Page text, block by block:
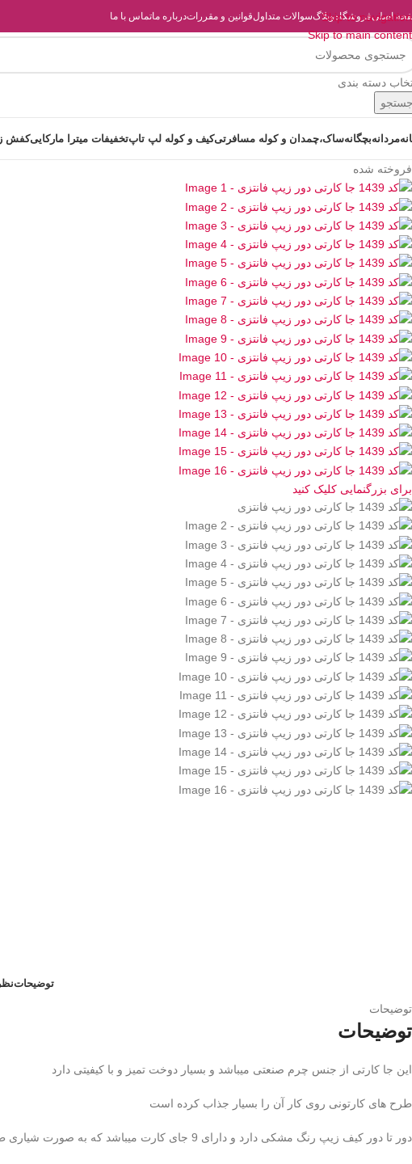
Skip to navigation
Skip to main content
اصلیفروشگاهوبلاگسوالات متداولقوانین و مقرراتدرباره ماتماس با ما
دسته بندی
مردانهبچگانهساک،چمدان و کوله مسافرتیکیف و کوله لپ تاپتخفیفات میترا مارکاییکفش
فروخته شده
برای بزرگنمایی کلیک کنید
توضیحات
توضیحات
توضیحات
این جا کارتی از جنس چرم صنعتی میباشد و بسیار دوخت تمیز و با کیفیتی دارد
طرح های کارتونی روی کار آن را بسیار جذاب کرده است
دور تا دور کیف زیپ رنگ مشکی دارد و دارای 9 جای کارت میباشد که به صورت شیاری طراحی شده است